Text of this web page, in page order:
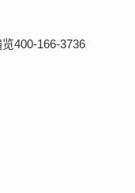
400-166-3736